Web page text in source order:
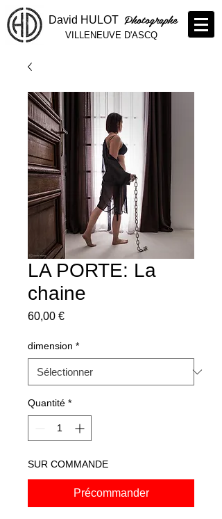
David HULOT Photographe
VILLENEUVE D'ASCQ
LA PORTE: La
chaine
60,00 €Prix
dimension *
Quantité *
SUR COMMANDE
Précommander